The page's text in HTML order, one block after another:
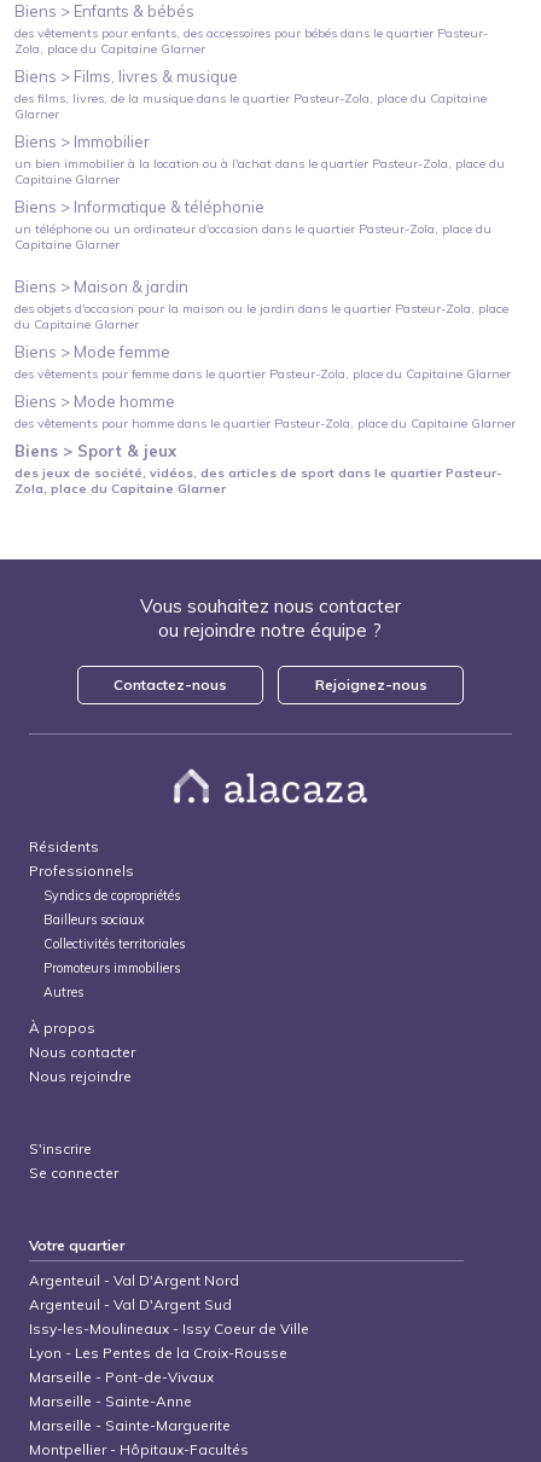
Biens > Enfants & bébés
des vêtements pour enfants, des accessoires pour bébés dans le quartier Pasteur-
Zola, place du Capitaine Glarner
Biens > Films, livres & musique
des films, livres, de la musique dans le quartier Pasteur-Zola, place du Capitaine
Glarner
Biens > Immobilier
un bien immobilier à la location ou à l'achat dans le quartier Pasteur-Zola, place du
Capitaine Glarner
Biens > Informatique & téléphonie
un téléphone ou un ordinateur d'occasion dans le quartier Pasteur-Zola, place du
Capitaine Glarner
Biens > Maison & jardin
des objets d'occasion pour la maison ou le jardin dans le quartier Pasteur-Zola, place
du Capitaine Glarner
Biens > Mode femme
des vêtements pour femme dans le quartier Pasteur-Zola, place du Capitaine Glarner
Biens > Mode homme
des vêtements pour homme dans le quartier Pasteur-Zola, place du Capitaine Glarner
Biens > Sport & jeux
des jeux de société, vidéos, des articles de sport dans le quartierPasteur-
Zola, place du Capitaine Glarner
Vous souhaitez nous contacter
ou rejoindre notre équipe ?
Contactez-nous Rejoignez-nous
Résidents
Professionnels
Syndics de copropriétés
Bailleurs sociaux
Collectivités territoriales
Promoteurs immobiliers
Autres
À propos
Nous contacter
Nous rejoindre
S'inscrire
Se connecter
Votre quartier
Argenteuil -Val D'Argent Nord
Argenteuil -Val D'Argent Sud
Issy-les-Moulineaux - Issy Coeur de Ville
Lyon - Les Pentes de la Croix-Rousse
Marseille - Pont-de-Vivaux
Marseille - Sainte-Anne
Marseille - Sainte-Marguerite
Montpellier- Hôpitaux-Facultés